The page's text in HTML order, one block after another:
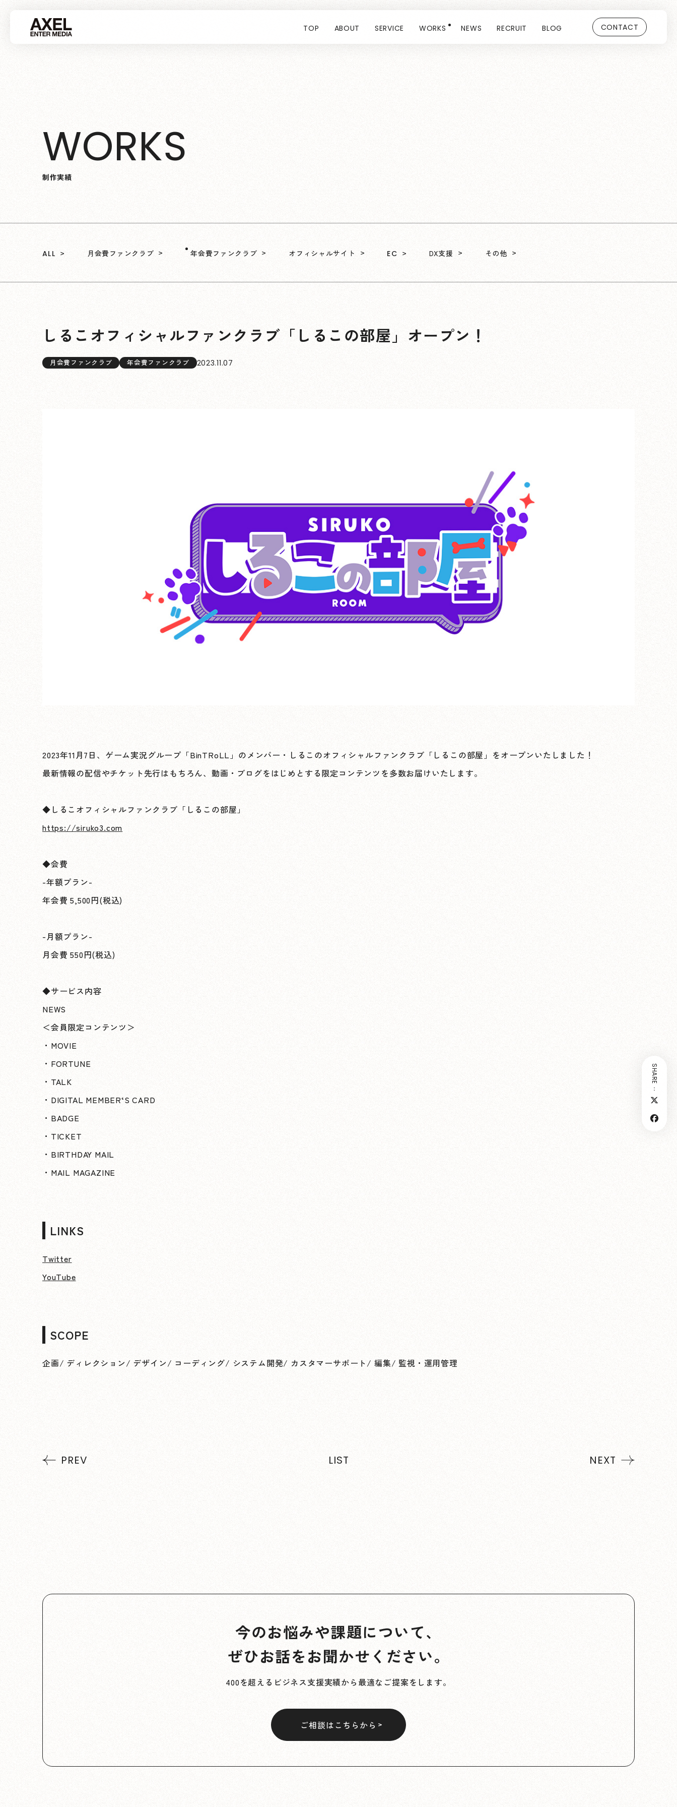
TOP ABOUT SERVICE WORKS NEWS RECRUIT BLOG CONTACT
SHARE：
WORKS
制作実績
ALL 月会費ファンクラブ 年会費ファンクラブ オフィシャルサイト EC DX支援 その他
しるこオフィシャルファンクラブ「しるこの部屋」オープン！
月会費ファンクラブ 年会費ファンクラブ 2023.11.07
2023年11月7日、ゲーム実況グループ「BinTRoLL」のメンバー・しるこのオフィシャルファンクラブ「しるこの部屋」をオープンいたしました！
最新情報の配信やチケット先行はもちろん、動画・ブログをはじめとする限定コンテンツを多数お届けいたします。
◆しるこオフィシャルファンクラブ「しるこの部屋」
https://siruko3.com
◆会費
-年額プラン-
年会費 5,500円(税込)
-月額プラン-
月会費 550円(税込)
◆サービス内容
NEWS
＜会員限定コンテンツ＞
・MOVIE
・FORTUNE
・TALK
・DIGITAL MEMBER‘S CARD
・BADGE
・TICKET
・BIRTHDAY MAIL
・MAIL MAGAZINE
LINKS
Twitter
YouTube
SCOPE
企画/ ディレクション/ デザイン/ コーディング/ システム開発/ カスタマーサポート/ 編集/ 監視・運用管理
PREV LIST NEXT
今のお悩みや課題について、
ぜひお話をお聞かせください。
400を超えるビジネス支援実績から最適なご提案をします。
ご相談はこちらから